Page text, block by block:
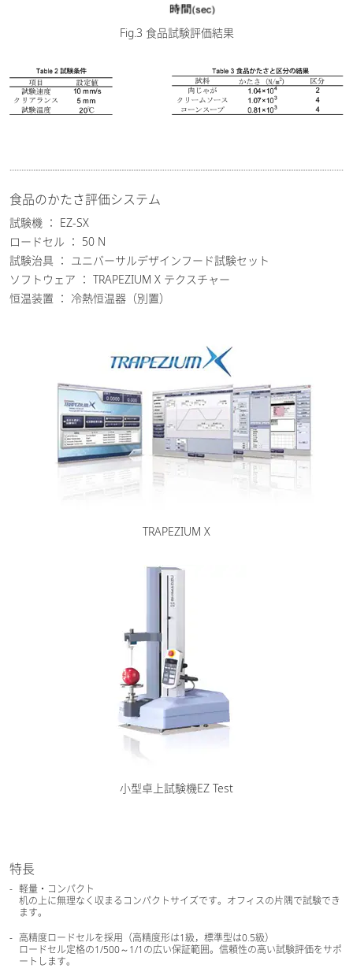
Fig.3 食品試験評価結果
食品のかたさ評価システム
試験機 ： EZ-SX
ロードセル ： 50 N
試験治具 ： ユニバーサルデザインフード試験セット
ソフトウェア ： TRAPEZIUM X テクスチャー
恒温装置 ： 冷熱恒温器（別置）
TRAPEZIUM X
小型卓上試験機EZ Test
特長
軽量・コンパクト
机の上に無理なく収まるコンパクトサイズです。オフィスの片隅で試験でき
ます。
高精度ロードセルを採用（高精度形は1級，標準型は0.5級）
ロードセル定格の1/500～1/1の広い保証範囲。信頼性の高い試験評価をサポ
ートします。